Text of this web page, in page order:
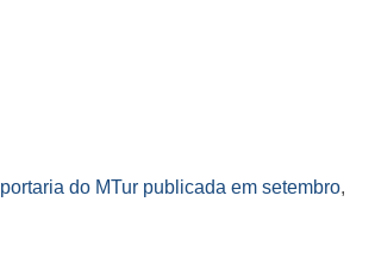
portaria do MTur publicada em setembro,